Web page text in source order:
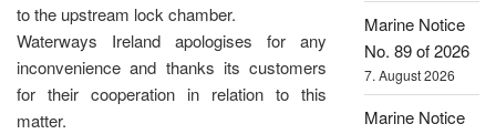
to the upstream lock chamber.
Waterways Ireland apologises for any
inconvenience and thanks its customers
for their cooperation in relation to this
matter.
Marine Notice
No. 89 of 2026
7. August 2026
Marine Notice